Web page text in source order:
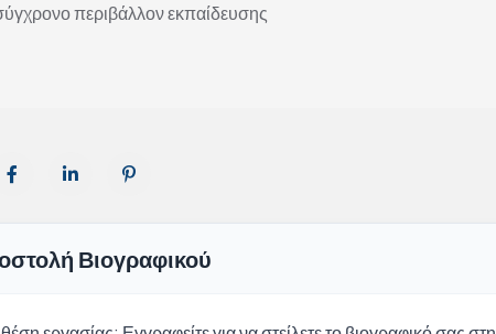
περιβάλλον εκπαίδευσης
Βιογραφικού